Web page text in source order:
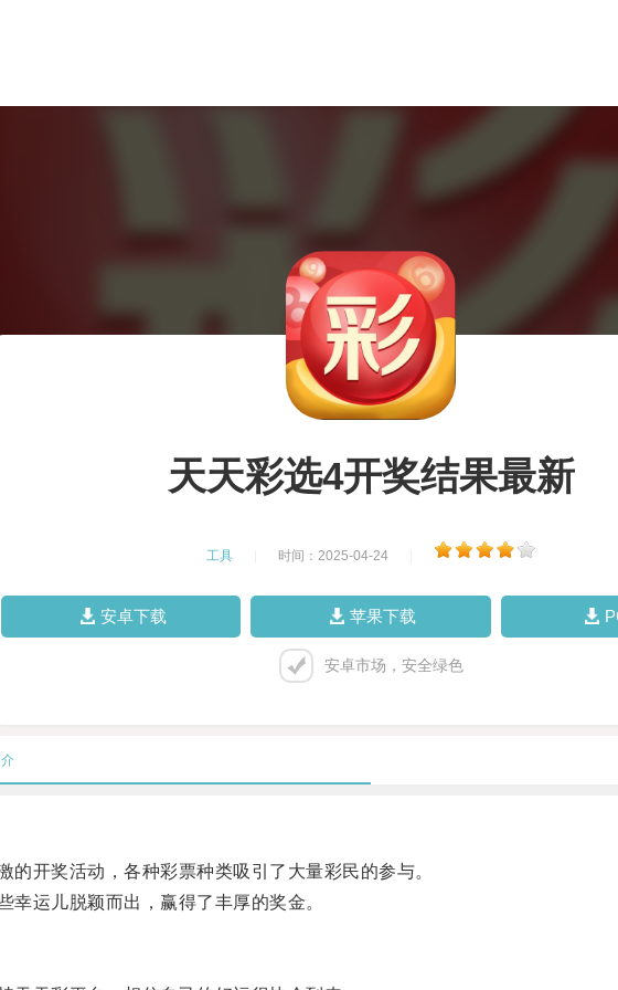
天天彩选4开奖结果最新
工具 时间：2025-04-24
安卓下载 苹果下载
安卓市场，安全绿色
开奖活动，各种彩票种类吸引了大量彩民的参与。
运儿脱颖而出，赢得了丰厚的奖金。